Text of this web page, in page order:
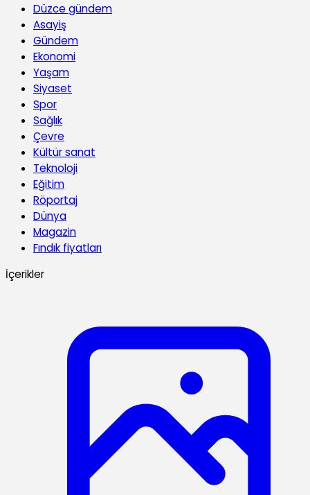
Düzce gündem
Asayiş
Gündem
Ekonomi
Yaşam
Siyaset
Spor
Sağlık
Çevre
Kültür sanat
Teknoloji
Eğitim
Röportaj
Dünya
Magazin
Fındık fiyatları
İçerikler